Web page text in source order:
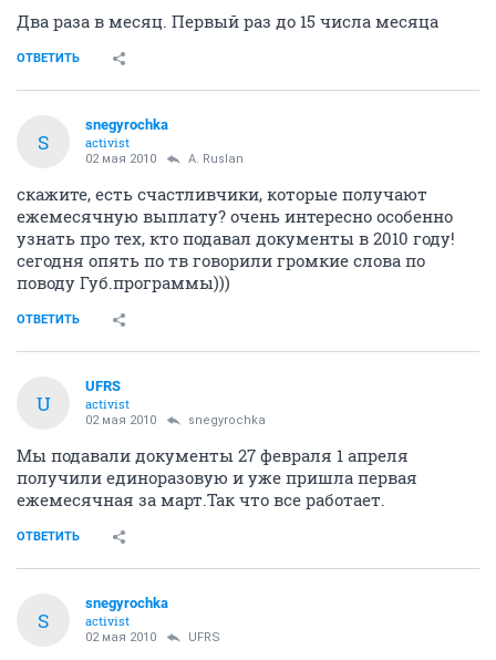
Два раза в месяц. Первый раз до 15 числа месяца
ОТВЕТИТЬ
S
snegyrochka
activist
02 мая 2010 A. Ruslan
скажите, есть счастливчики, которые получают
ежемесячную выплату? очень интересно особенно
узнать про тех, кто подавал документы в 2010 году!
сегодня опять по тв говорили громкие слова по
поводу Губ.программы)))
ОТВЕТИТЬ
U
UFRS
activist
02 мая 2010 snegyrochka
Мы подавали документы 27 февраля 1 апреля
получили единоразовую и уже пришла первая
ежемесячная за март.Так что все работает.
ОТВЕТИТЬ
S
snegyrochka
activist
02 мая 2010 UFRS